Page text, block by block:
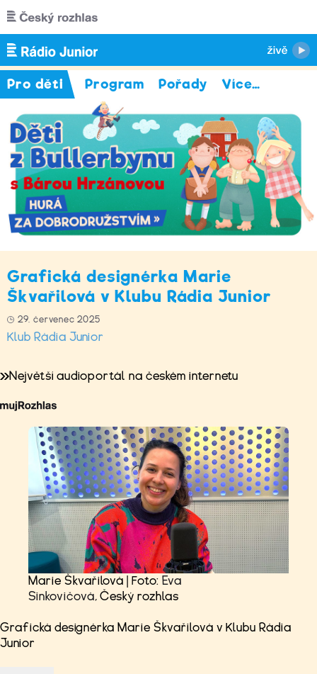
Přejít k hlavnímu obsahu
Pro děti Program Pořady Více…
Grafická designérka Marie
Škvařilová v Klubu Rádia Junior
29. červenec 2025
Klub Rádia Junior
Největší audioportál na českém internetu
Marie Škvařilová | Foto:Eva
Sinkovičová, Český rozhlas
Grafická designérka Marie Škvařilová v Klubu Rádia
Junior